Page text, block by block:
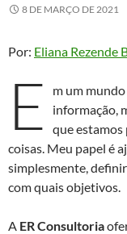
8 DE MARÇO DE 2021
Por: Eliana Rezende
E
m um
informação,
que
coisas. Meu papel é
simplesmente,
com quais objetivos.
A ER Consultoria